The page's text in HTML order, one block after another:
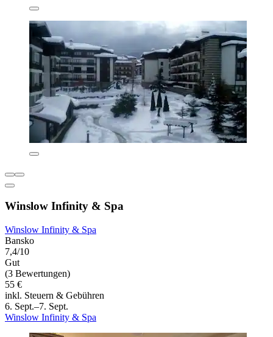
Winslow Infinity & Spa
Winslow Infinity & Spa
Bansko
7,4/10
Gut
(3 Bewertungen)
55 €
inkl. Steuern & Gebühren
6. Sept.–7. Sept.
Winslow Infinity & Spa